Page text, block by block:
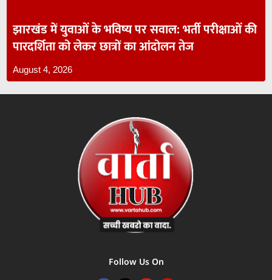
झारखंड में युवाओं के भविष्य पर सवाल: भर्ती परीक्षाओं की
पारदर्शिता को लेकर छात्रों का आंदोलन तेज
August 4, 2026
Follow Us On